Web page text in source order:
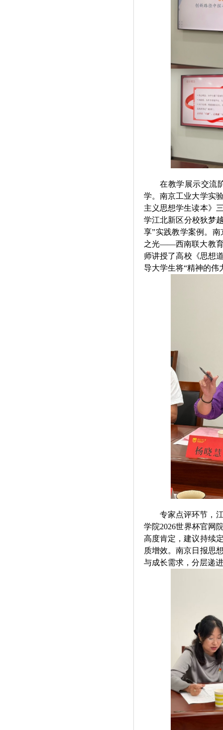
在教学展示交流
学。南京工业大学实
主义思想学生读本》
学江北新区分校狄梦
享”实践教学案例。
之光——西南联大教育
师讲授了高校《思想
导大学生将“精神的伟
专家点评环节，
学院2026世界杯官网
高度肯定，建议持续
质增效。南京日报思
与成长需求，分层递